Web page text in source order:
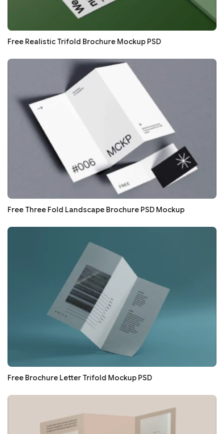
Free Realistic Trifold Brochure Mockup PSD
Free Three Fold Landscape Brochure PSD Mockup
Free Brochure Letter Trifold Mockup PSD